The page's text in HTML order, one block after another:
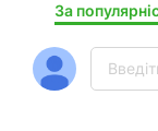
За